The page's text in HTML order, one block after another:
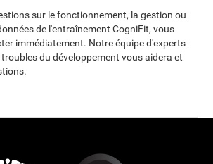
sur le fonctionnement, la gestion ou
de l'entraînement CogniFit, vous
immédiatement. Notre équipe d'experts
du développement vous aidera et